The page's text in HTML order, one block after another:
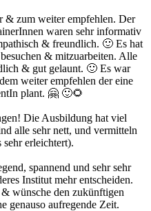
& zum weiter empfehlen. Der
waren sehr informativ
& freundlich. 🙂 Es hat
& mitzuarbeiten. Alle
& gut gelaunt. 🙂 Es war
weiter empfehlen der eine
plant. 🤗 🙂🌻
Die Ausbildung hat viel
alle sehr nett, und vermitteln
erleichtert).
spannend und sehr sehr
Institut mehr entscheiden.
wünsche den zukünftigen
genauso aufregende Zeit.